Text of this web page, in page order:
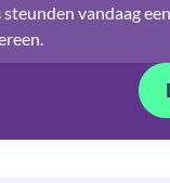
steunden vandaag